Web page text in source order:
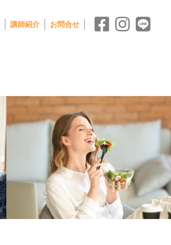
講師紹介 お問合せ